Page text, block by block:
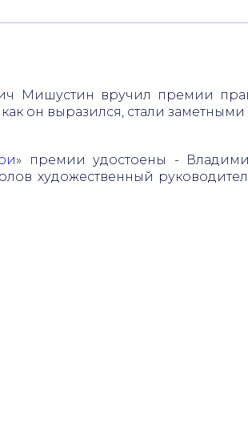
Мишустин вручил премии
он выразился, стали
» премии удостоены -
художественный